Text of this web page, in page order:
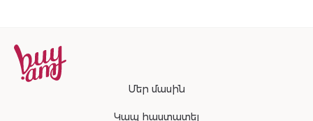
Մեր մասին
Կապ հաստատել